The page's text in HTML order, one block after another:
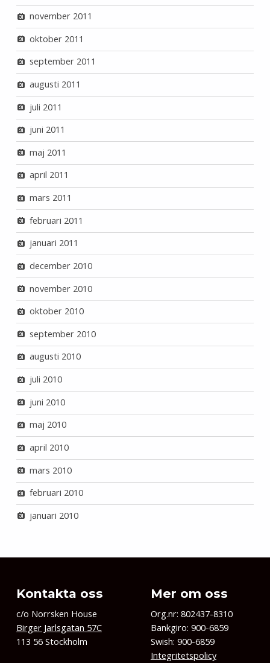
november 2011
oktober 2011
september 2011
augusti 2011
juli 2011
juni 2011
maj 2011
april 2011
mars 2011
februari 2011
januari 2011
december 2010
november 2010
oktober 2010
september 2010
augusti 2010
juli 2010
juni 2010
maj 2010
april 2010
mars 2010
februari 2010
januari 2010
Kontakta oss
c/o Norrsken House
Birger Jarlsgatan 57C
113 56 Stockholm
Mer om oss
Org.nr: 802437-8310
Bankgiro: 900-6859
Swish: 900-6859
Integritetspolicy